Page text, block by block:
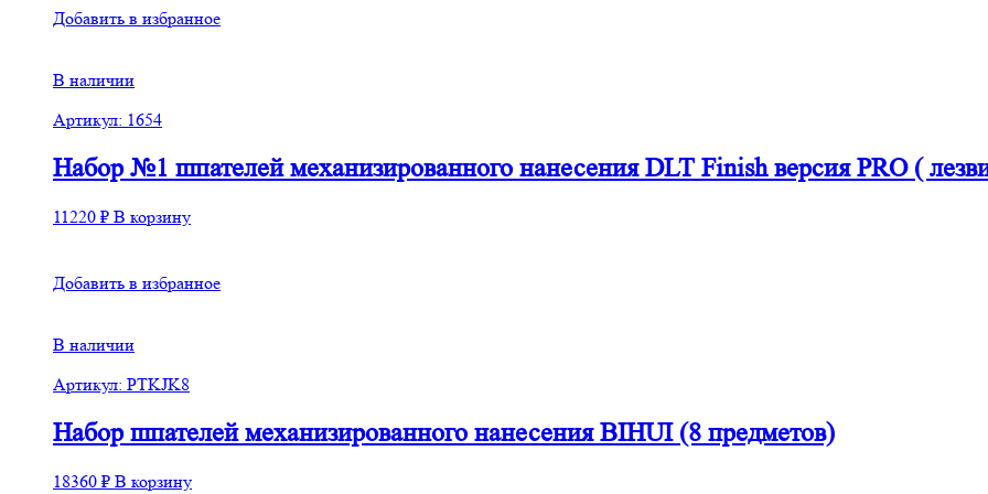
Добавить в избранное
В наличии
Артикул: 1654
Набор №1 шпателей механизированного нанесения DLT Finish версия PRO (
11220 ₽ В корзину
Добавить в избранное
В наличии
Артикул: PTKJK8
Набор шпателей механизированного нанесения BIHUI (8 предметов)
18360 ₽ В корзину